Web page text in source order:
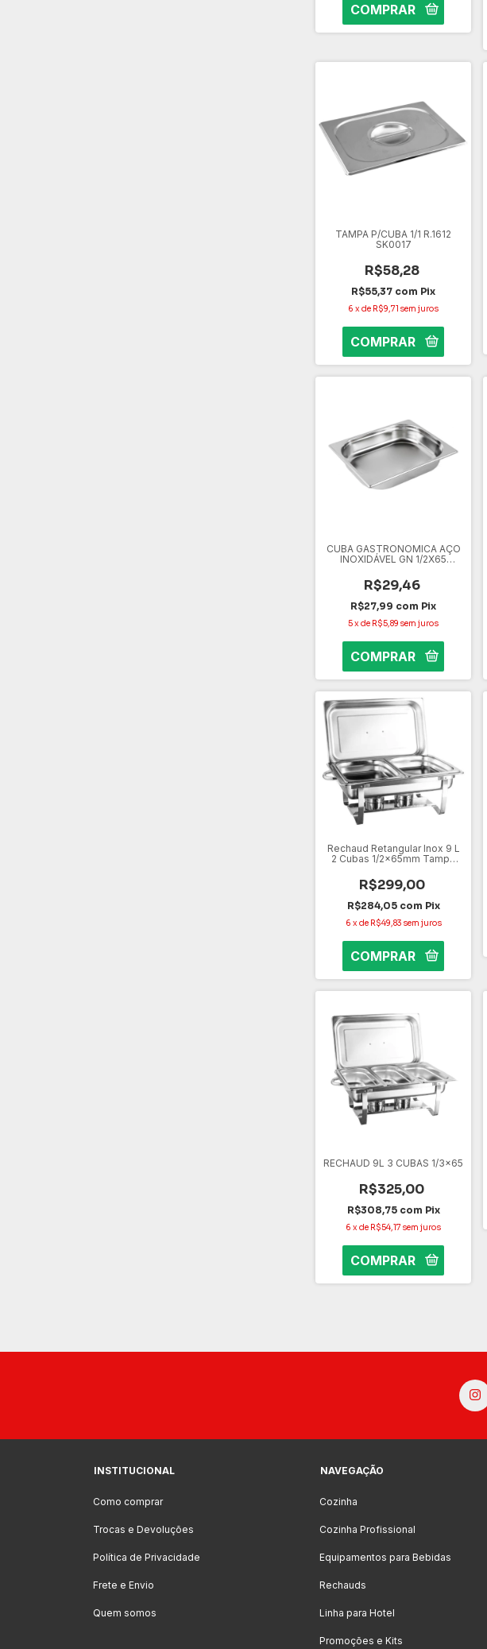
TAMPA P/CUBA 1/1 R.1612
SK0017
R$58,28
R$55,37 com Pix
6 xde R$9,71 sem juros
CUBA GASTRONOMICA AÇO
INOXIDÁVEL GN 1/2X65
R$29,46
R$27,99 com Pix
5xde R$5,89 sem juros
Rechaud Retangular Inox 9 L
2 Cubas 1/2x65mm Tampa
R$299,00
R$284,05 com Pix
6 xde R$49,83 sem juros
RECHAUD 9L 3 CUBAS 1/3x65
R$325,00
R$308,75 com Pix
6 xde R$54,17 sem juros
INSTITUCIONAL
Como comprar
Trocas e Devoluções
Política de Privacidade
Frete e Envio
Quem somos
NAVEGAÇÃO
Cozinha
Cozinha Profissional
Equipamentos para Bebidas
Rechauds
Linha para Hotel
Promoções e Kits